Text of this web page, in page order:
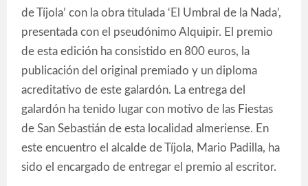
de Tíjola’ con la obra titulada ‘El Umbral de la Nada’,
presentada con el pseudónimo Alquipir. El premio
de esta edición ha consistido en 800 euros, la
publicación del original premiado y un diploma
acreditativo de este galardón. La entrega del
galardón ha tenido lugar con motivo de las Fiestas
de San Sebastián de esta localidad almeriense. En
este encuentro el alcalde de Tíjola, Mario Padilla, ha
sido el encargado de entregar el premio al escritor.